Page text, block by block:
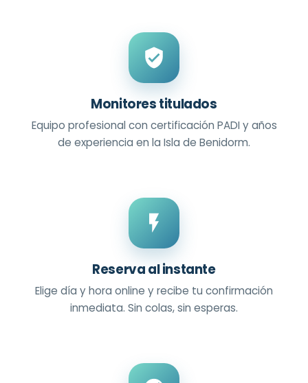
Monitores titulados
Equipo profesional con certificación PADI y años
de experiencia en la Isla de Benidorm.
Reserva al instante
Elige día y hora online y recibe tu confirmación
inmediata. Sin colas, sin esperas.